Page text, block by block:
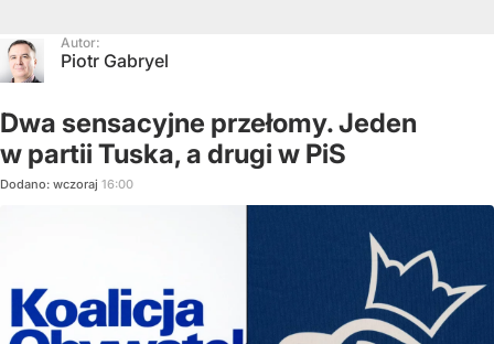
Autor:
Piotr Gabryel
Dwa sensacyjne przełomy. Jeden
w partii Tuska, a drugi w PiS
Dodano: wczoraj 16:00